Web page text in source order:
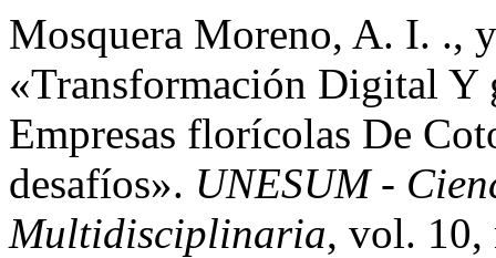
Mosquera Moreno, A. I. .,
«Transformación Digital Y
Empresas florícolas De
desafíos». UNESUM -
Multidisciplinaria, vol. 10,